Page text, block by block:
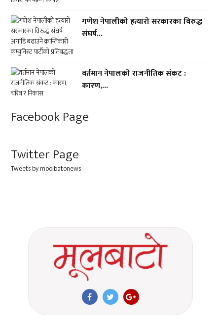
गणेश नेपालीको हत्यारो सरकारका विरुद्ध
संघर्ष...
वर्तमान नेपालको राजनीतिक संकट :
कारण,...
Facebook Page
Twitter Page
Tweets by moolbatonews